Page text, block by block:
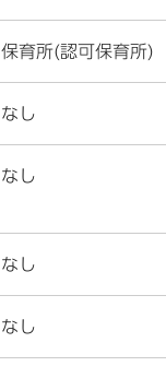
保育所(認可保育所)
なし
なし
なし
なし